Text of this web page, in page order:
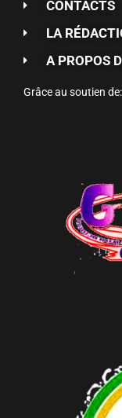
CONTACTS
LA
A PROPOS
Grâce au soutien de: